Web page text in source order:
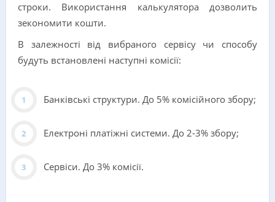
строки. Використання калькулятора дозволить
зекономити кошти.
В залежності від вибраного сервісу чи способу
будуть встановлені наступні комісії:
Банківські структури. До 5% комісійного збору;
Електроні платіжні системи. До 2-3% збору;
Сервіси. До 3% комісії.